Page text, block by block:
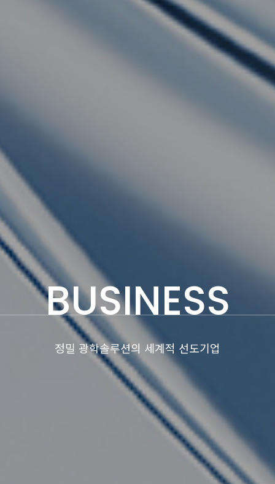
BUSINESS
정밀 광학솔루션의 세계적 선도기업